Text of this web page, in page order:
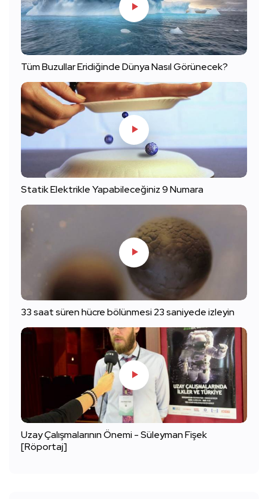
Tüm Buzullar Eridiğinde Dünya Nasıl Görünecek?
Statik Elektrikle Yapabileceğiniz 9 Numara
33 saat süren hücre bölünmesi 23 saniyede izleyin
Uzay Çalışmalarının Önemi - Süleyman Fişek
[Röportaj]